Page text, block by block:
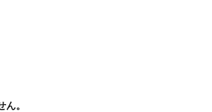
。